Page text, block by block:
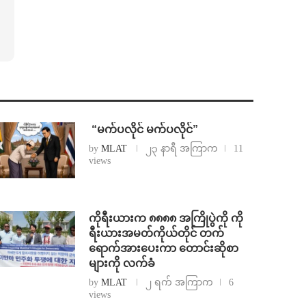
⁨ ⁨“မက်ပလိုင် မက်ပလိုင်”
byMLAT ၂၃ နာရီ အကြာက
11
views
ကိုရီးယားက ၈၈၈၈ အကြိုပွဲကို ကို
ရီးယားအမတ်ကိုယ်တိုင် တက်
ရောက်အားပေးကာ တောင်းဆိုစာ
များကို လက်ခံ
byMLAT ၂ ရက် အကြာက
6
views